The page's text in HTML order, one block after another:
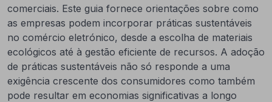
comerciais. Este guia fornece orientações sobre como
as empresas podem incorporar práticas sustentáveis
no comércio eletrónico, desde a escolha de materiais
ecológicos até à gestão eficiente de recursos. A adoção
de práticas sustentáveis não só responde a uma
exigência crescente dos consumidores como também
pode resultar em economias significativas a longo